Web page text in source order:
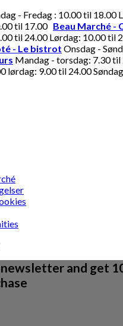
- Fredag : 10.00 til 18.00
til 17.00 Beau Marché -
til 24.00 Lørdag: 10.00 til
- Le bistrot Onsdag -
Mandag - torsdag: 7.30 til
lørdag: 9.00 til 24.00
and get